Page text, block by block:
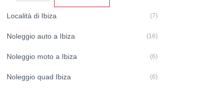
Località di Ibiza (7)
Noleggio auto a Ibiza (16)
Noleggio moto a Ibiza (6)
Noleggio quad Ibiza (6)